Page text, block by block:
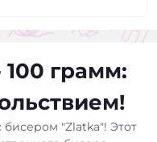
грамм:
бисером "Zlatka"! Этот